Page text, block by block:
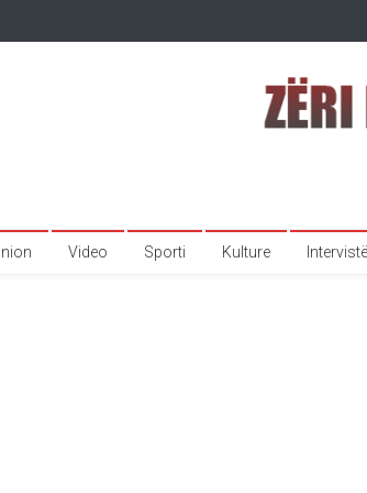
Video Sporti Kulture Intervistë